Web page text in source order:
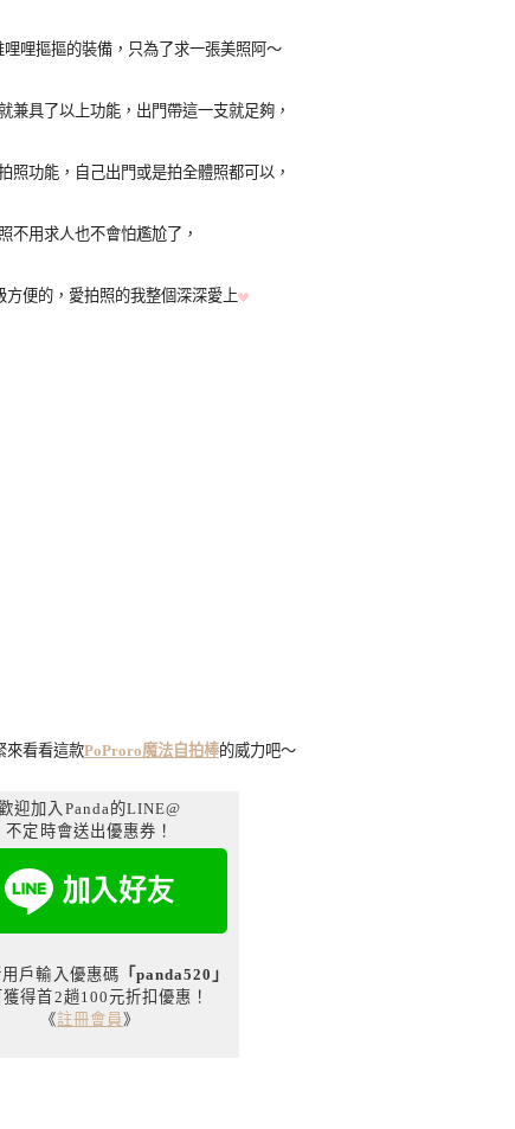
哩哩摳摳的裝備，只為了求一張美照阿～
兼具了以上功能，出門帶這一支就足夠，
照功能，自己出門或是拍全體照都可以，
不用求人也不會怕尷尬了，
方便的，愛拍照的我整個深深愛上
來看看這款PoProro魔法自拍棒的威力吧～
迎加入Panda的LINE@
不定時會送出優惠券！
戶輸入優惠碼 「panda520」
獲得首2趟100元折扣優惠！
《註冊會員 》